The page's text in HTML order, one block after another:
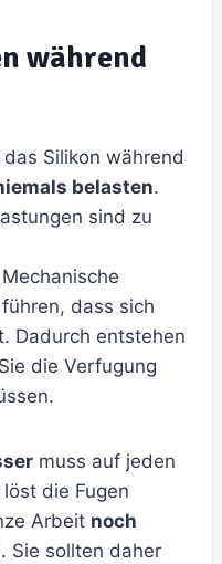
während
Silikon während
belasten.
sind zu
dass sich
Dadurch entstehen
die Verfugung
muss auf jeden
die Fugen
Arbeit noch
Sie sollten daher